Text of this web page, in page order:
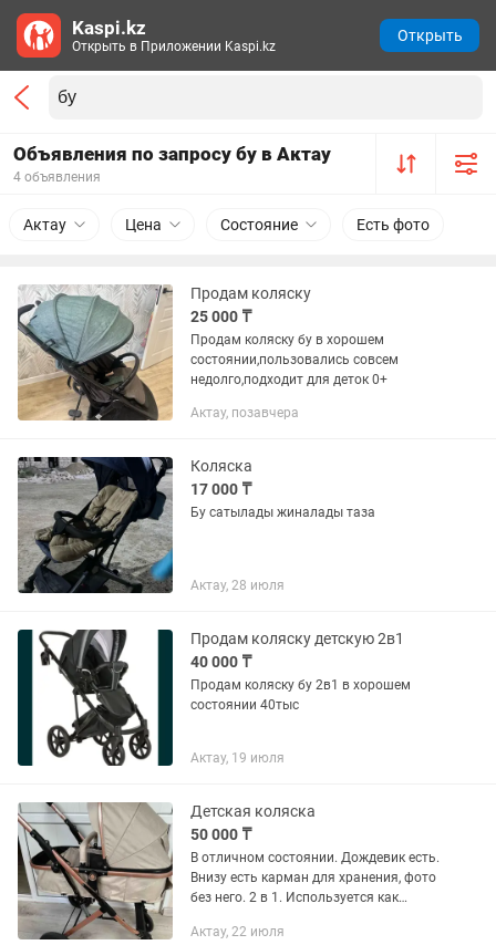
Объявления по запросу бу в Актау
4 объявления
Актау Цена Состояние Есть фото
Продам коляску
25 000 ₸
Продам коляску бу в хорошем
состоянии,пользовались совсем
недолго,подходит для деток 0+
Актау, позавчера
Коляска
17 000 ₸
Бу сатылады жиналады таза
Актау, 28 июля
Продам коляску детскую 2в1
40 000 ₸
Продам коляску бу 2в1 в хорошем
состоянии 40тыс
Актау, 19 июля
Детская коляска
50 000 ₸
В отличном состоянии. Дождевик есть.
Внизу есть карман для хранения, фото
без него. 2 в 1. Используется как
целиком одним движением и можно
Актау, 22 июля
Kaspi.kz
Открыть в Приложении Kaspi.kz
Открыть